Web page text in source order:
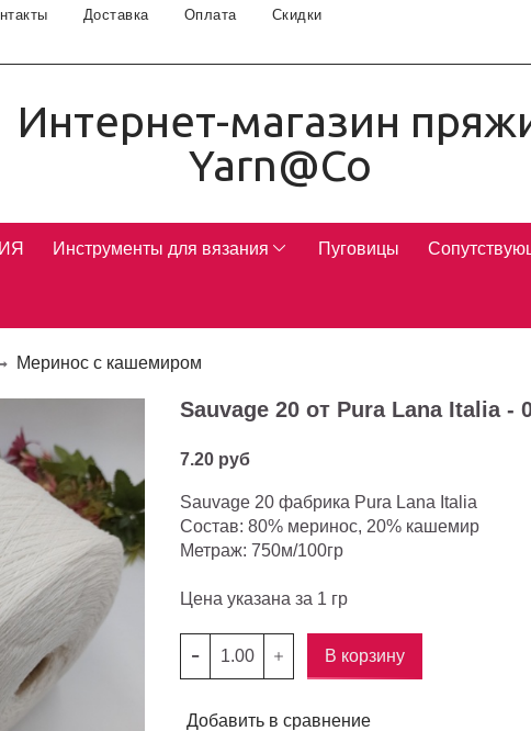
Доставка Оплата Скидки
Интернет-магазин
Yarn@Co
Инструменты для вязания Пуговицы
Меринос с кашемиром
Sauvage 20 от Pura Lana Italia
7.20 руб
Sauvage 20 фабрика Pura Lana Italia
Состав: 80% меринос, 20% кашемир
Метраж: 750м/100гр
Цена указана за 1 гр
В корзину
Добавить в сравнение